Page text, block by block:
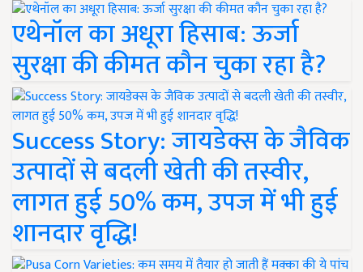
एथेनॉल का अधूरा हिसाब: ऊर्जा
सुरक्षा की कीमत कौन चुका रहा है?
Success Story: जायडेक्स के जैविक
उत्पादों से बदली खेती की तस्वीर,
लागत हुई 50% कम, उपज में भी हुई
शानदार वृद्धि!